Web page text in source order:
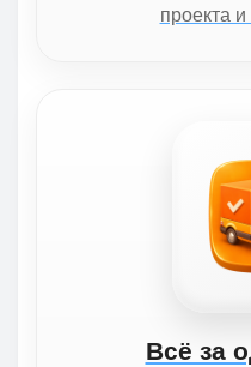
проекта
Всё за